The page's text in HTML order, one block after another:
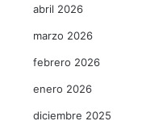
abril 2026
marzo 2026
febrero 2026
enero 2026
diciembre 2025